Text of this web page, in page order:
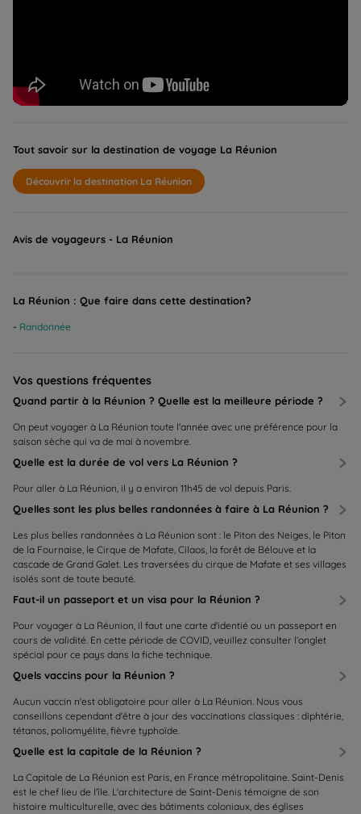
Tout savoir sur la destination de voyage La Réunion
Découvrir la destination La Réunion
Avis de voyageurs - La Réunion
La Réunion : Que faire dans cette destination?
Randonnée
Vos questions fréquentes
Quand partir à la Réunion ? Quelle est la meilleure période ?
On peut voyager à La Réunion toute l'année avec une préférence pour la
saison sèche qui va de mai à novembre.
Quelle est la durée de vol vers La Réunion ?
Pour aller à La Réunion, il y a environ 11h45 de vol depuis Paris.
Quelles sont les plus belles randonnées à faire à La Réunion ?
Les plus belles randonnées à La Réunion sont : le Piton des Neiges, le Piton
de la Fournaise, le Cirque de Mafate, Cilaos, la forêt de Bélouve et la
cascade de Grand Galet. Les traversées du cirque de Mafate et ses villages
isolés sont de toute beauté.
Faut-il un passeport et un visa pour la Réunion ?
Pour voyager à La Réunion, il faut une carte d'identié ou un passeport en
cours de validité. En cette période de COVID, veuillez consulter l’onglet
spécial pour ce pays dans la fiche technique.
Quels vaccins pour la Réunion ?
Aucun vaccin n'est obligatoire pour aller à La Réunion. Nous vous
conseillons cependant d'être à jour des vaccinations classiques : diphtérie,
tétanos, poliomyélite, fièvre typhoïde.
Quelle est la capitale de la Réunion ?
La Capitale de La Réunion est Paris, en France métropolitaine. Saint-Denis
est le chef lieu de l'île. L'architecture de Saint-Denis témoigne de son
histoire multiculturelle, avec des bâtiments coloniaux, des églises